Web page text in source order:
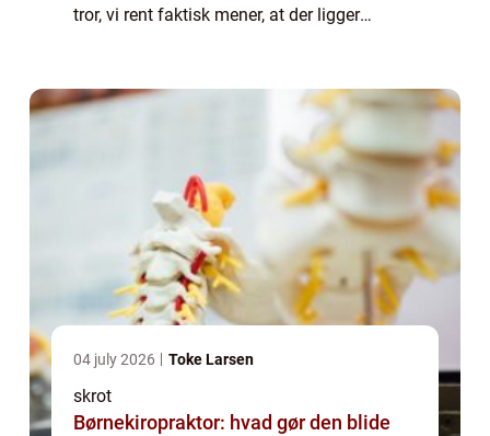
tror, vi rent faktisk mener, at der ligger
04 july 2026 Toke Larsen
skrot
Børnekiropraktor: hvad gør den blide